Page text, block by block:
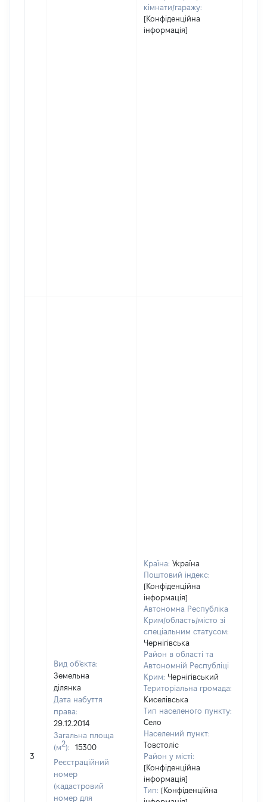
кімнати/гаражу:
[Конфіденційна
інформація]
3
Вид об'єкта:
Земельна
ділянка
Дата набуття
права:
29.12.2014
Загальна площа
(м2):
15300
Реєстраційний
номер
(кадастровий
номер для
Країна: Україна
Поштовий індекс:
[Конфіденційна
інформація]
Автономна Республіка
Крим/область/місто зі
спеціальним статусом:
Чернігівська
Район в області та
Автономній Республіці
Крим: Чернігівський
Територіальна громада:
Киселівська
Тип населеного пункту:
Село
Населений пункт:
Товстоліс
Район у місті:
[Конфіденційна
інформація]
Тип: [Конфіденційна